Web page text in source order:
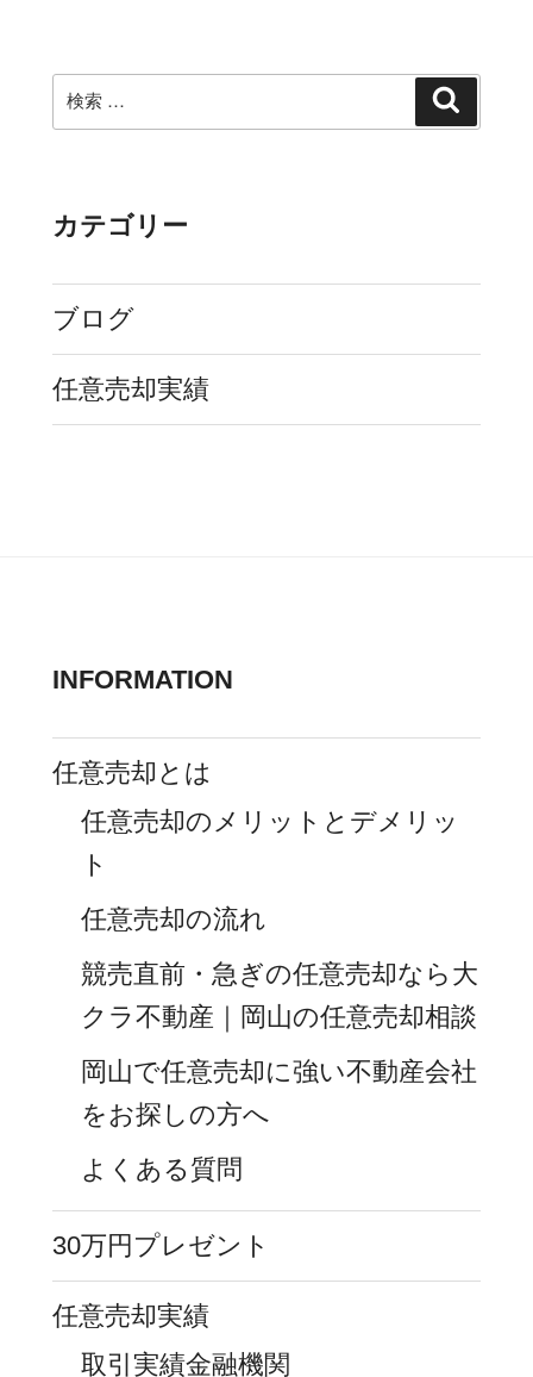
検
索:
カテゴリー
ブログ
任意売却実績
INFORMATION
任意売却とは
任意売却のメリットとデメリッ
ト
任意売却の流れ
競売直前・急ぎの任意売却なら大
クラ不動産｜岡山の任意売却相談
岡山で任意売却に強い不動産会社
をお探しの方へ
よくある質問
30万円プレゼント
任意売却実績
取引実績金融機関